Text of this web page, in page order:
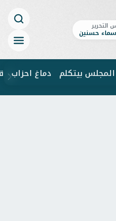
التحرير
حسنين
المجلس بيتكلم دماغ احزاب